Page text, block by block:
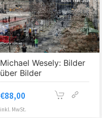
Michael Wesely: Bilder
über Bilder
€88,00
inkl. MwSt.